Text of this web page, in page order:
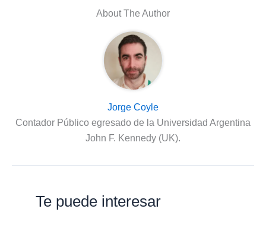
About The Author
Jorge Coyle
Contador Público egresado de la Universidad Argentina
John F. Kennedy (UK).
Te puede interesar